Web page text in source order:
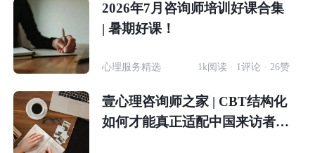
2026年7月咨询师培训好课合集
| 暑期好课！
心理服务精选 1k阅读 · 1评论 · 26赞
壹心理咨询师之家 | CBT结构化
如何才能真正适配中国来访者的